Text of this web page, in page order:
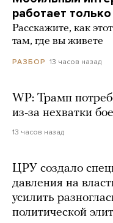
работает
Расскажите, как
там, где вы живете
РАЗБОР 13 часов назад
WP: Трамп
из-за нехватки
13 часов назад
ЦРУ создало
давления на
усилить
политической